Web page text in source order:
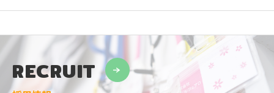
RECRUIT